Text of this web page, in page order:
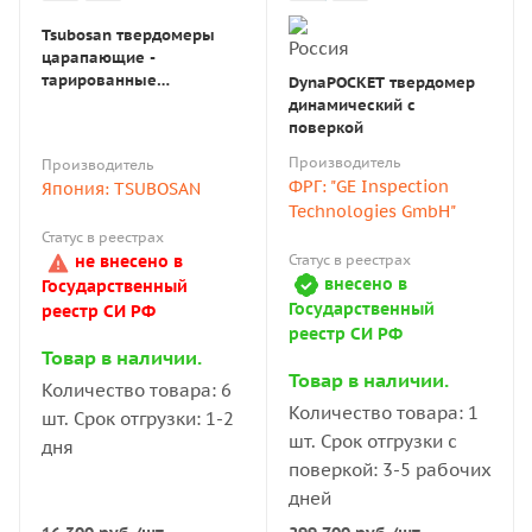
Также пользователи могут самостоятельно делать
калибровку оборудования и сбрасывать настройки.
Принцип действия
Все твердомеры для металла работают по одному
принципу — на материал оказывается давление. Для
этого используется индентор — стальной
твердосплавный шарик или алмазная пирамида. От
его вида и способа измерения глубины отпечатка
зависит тип измерителя:
Твердомеры Бринелля и Шора предназначены для
контроля твёрдости мягких материалов. Методы
Бринелля и Шора несколько различаются.
Твердомеры Роквелла и Супер-Роквелла — для
Tsubosan твердомеры
царапающие -
тарированные
Производитель
Япония: TSUBOSAN
Статус в реестрах
не внесено в
Государственный
реестр СИ РФ
Товар в наличии.
Количество товара: 6
шт. Срок отгрузки: 1-2
дня
DynaPOCKET твердомер
динамический с
поверкой
Производитель
ФРГ: "GE Inspection
Technologies GmbH"
Статус в реестрах
внесено в
Государственный
реестр СИ РФ
Товар в наличии.
Количество товара: 1
шт. Срок отгрузки с
поверкой: 3-5 рабочих
дней